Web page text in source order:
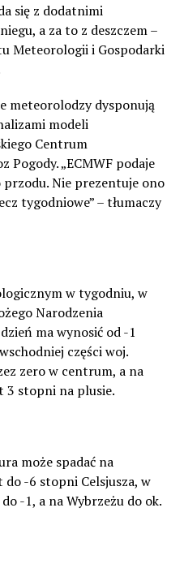
się z dodatnimi
a za to z deszczem –
Meteorologii i Gospodarki
meteorolodzy dysponują
modeli
Centrum
„ECMWF podaje
Nie prezentuje ono
tygodniowe” – tłumaczy
w tygodniu, w
Narodzenia
ma wynosić od -1
części woj.
zero w centrum, a na
3 stopni na plusie.
może spadać na
do -6 stopni Celsjusza, w
-1, a na Wybrzeżu do ok.